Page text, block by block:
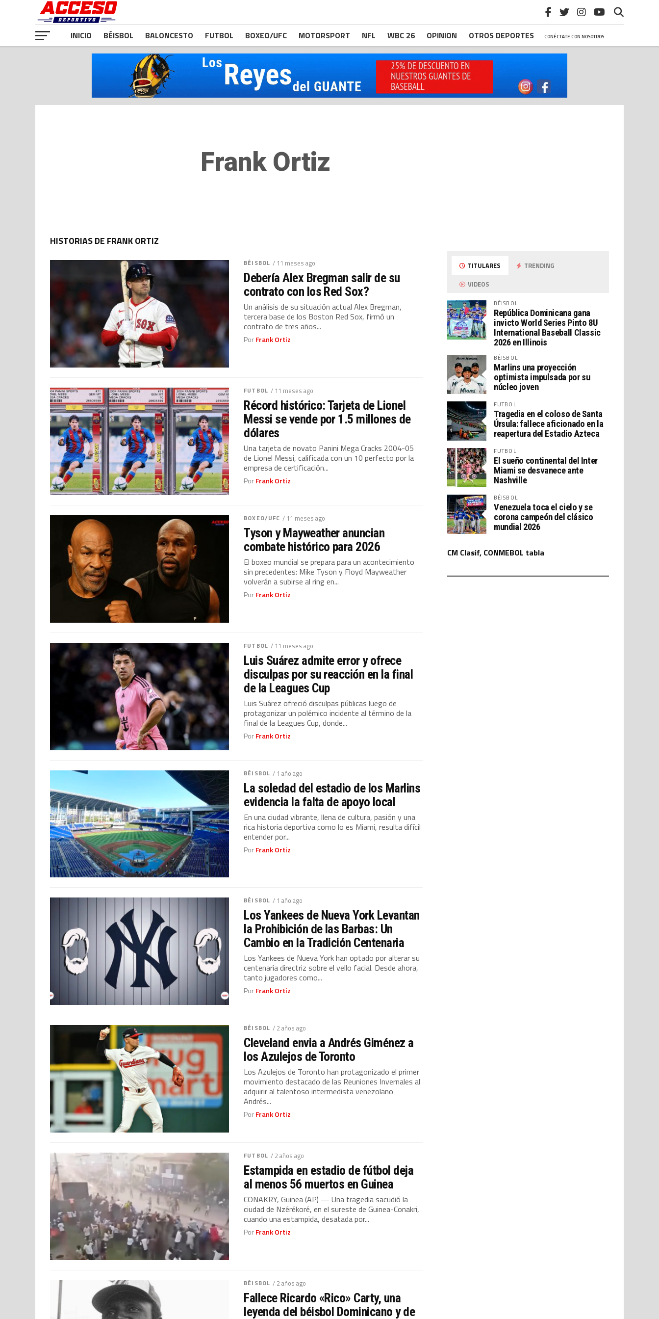
CONÉCTATE CON NOSOTROS
INICIO BÉISBOL BALONCESTO FUTBOL BOXEO/UFC MOTORSPORT NFL WBC 26 OPINION OTROS DEPORTES
Frank Ortiz
HISTORIAS DE FRANK ORTIZ
BÉISBOL / 11 meses ago
Debería Alex Bregman salir de su
contrato con los Red Sox?
Un análisis de su situación actual Alex Bregman,
tercera base de los Boston Red Sox, firmó un
contrato de tres años...
PorFrank Ortiz
FUTBOL / 11 meses ago
Récord histórico: Tarjeta de Lionel
Messi se vende por 1.5 millones de
dólares
Una tarjeta de novato Panini Mega Cracks 2004-05
de Lionel Messi, calificada con un 10 perfecto por la
empresa de certificación...
PorFrank Ortiz
BOXEO/UFC / 11 meses ago
Tyson y Mayweather anuncian
combate histórico para 2026
El boxeo mundial se prepara para un acontecimiento
sin precedentes: Mike Tyson y Floyd Mayweather
volverán a subirse al ring en...
PorFrank Ortiz
FUTBOL / 11 meses ago
Luis Suárez admite error y ofrece
disculpas por su reacción en la final
de la Leagues Cup
Luis Suárez ofreció disculpas públicas luego de
protagonizar un polémico incidente al término de la
final de la Leagues Cup, donde...
PorFrank Ortiz
BÉISBOL / 1 año ago
La soledad del estadio de los Marlins
evidencia la falta de apoyo local
En una ciudad vibrante, llena de cultura, pasión y una
rica historia deportiva como lo es Miami, resulta difícil
entender por...
PorFrank Ortiz
BÉISBOL / 1 año ago
Los Yankees de Nueva York Levantan
la Prohibición de las Barbas: Un
Cambio en la Tradición Centenaria
Los Yankees de Nueva York han optado por alterar su
centenaria directriz sobre el vello facial. Desde ahora,
tanto jugadores como...
PorFrank Ortiz
BÉISBOL / 2 años ago
Cleveland envia a Andrés Giménez a
los Azulejos de Toronto
Los Azulejos de Toronto han protagonizado el primer
movimiento destacado de las Reuniones Invernales al
adquirir al talentoso intermedista venezolano
Andrés...
PorFrank Ortiz
FUTBOL / 2 años ago
Estampida en estadio de fútbol deja
al menos 56 muertos en Guinea
CONAKRY, Guinea (AP) — Una tragedia sacudió la
ciudad de Nzérékoré, en el sureste de Guinea-Conakri,
cuando una estampida, desatada por...
PorFrank Ortiz
BÉISBOL / 2 años ago
Fallece Ricardo «Rico» Carty, una
leyenda del béisbol Dominicano y de
TITULARES
TRENDING
VIDEOS
BÉISBOL
República Dominicana gana
invicto World Series Pinto 8U
International Baseball Classic
2026 en Illinois
BÉISBOL
Marlins una proyección
optimista impulsada por su
núcleo joven
FUTBOL
Tragedia en el coloso de Santa
Úrsula: fallece aficionado en la
reapertura del Estadio Azteca
FUTBOL
El sueño continental del Inter
Miami se desvanece ante
Nashville
BÉISBOL
Venezuela toca el cielo y se
corona campeón del clásico
mundial 2026
CM Clasif, CONMEBOL tabla